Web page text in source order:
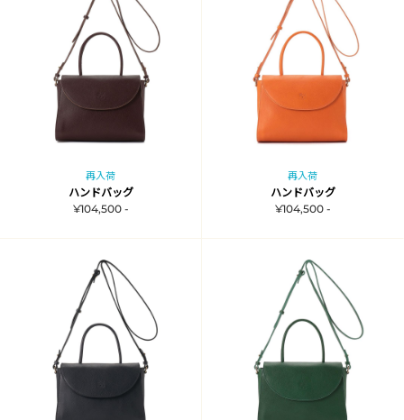
再入荷
ハンドバッグ
¥104,500 -
再入荷
ハンドバッグ
¥104,500 -